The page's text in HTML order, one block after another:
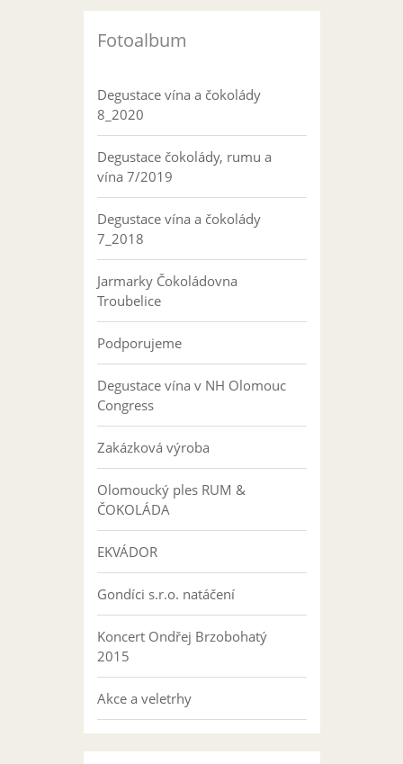
Fotoalbum
Degustace vína a čokolády
8_2020
Degustace čokolády, rumu a
vína 7/2019
Degustace vína a čokolády
7_2018
Jarmarky Čokoládovna
Troubelice
Podporujeme
Degustace vína v NH Olomouc
Congress
Zakázková výroba
Olomoucký ples RUM &
ČOKOLÁDA
EKVÁDOR
Gondíci s.r.o. natáčení
Koncert Ondřej Brzobohatý
2015
Akce a veletrhy